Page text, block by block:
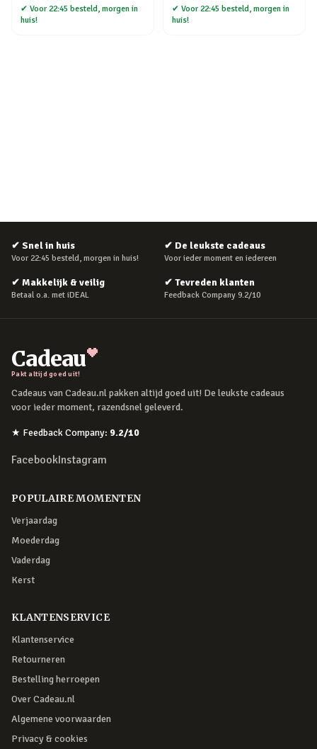
✔ Voor 22:45 besteld, morgen in
huis!
✔ Voor 22:45 besteld, morgen in
huis!
✔ Snel in huis
Voor 22:45 besteld, morgen in huis!
✔ De leukste cadeaus
Voor ieder moment en iedereen
✔ Makkelijk & veilig
Betaal o.a. met iDEAL
✔ Tevreden klanten
Feedback Company 9.2/10
Cadeau
Pakt altijd goed uit!
Cadeaus van Cadeau.nl pakken altijd goed uit! De leukste cadeaus
voor ieder moment, razendsnel geleverd.
★ Feedback Company: 9.2/10
FacebookInstagram
POPULAIRE MOMENTEN
Verjaardag
Moederdag
Vaderdag
Kerst
KLANTENSERVICE
Klantenservice
Retourneren
Bestelling herroepen
Over Cadeau.nl
Algemene voorwaarden
Privacy & cookies